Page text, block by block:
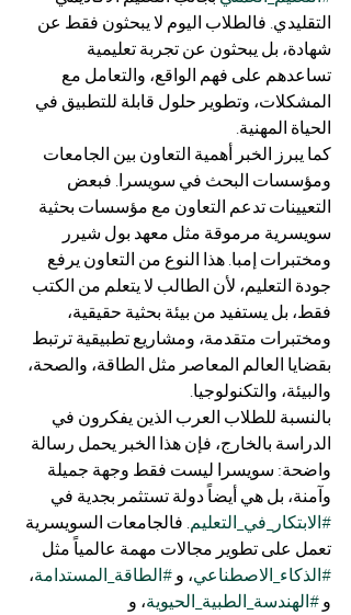
التقليدي. فالطلاب اليوم لا يبحثون فقط عن
شهادة، بل يبحثون عن تجربة تعليمية
تساعدهم على فهم الواقع، والتعامل مع
المشكلات، وتطوير حلول قابلة للتطبيق في
الحياة المهنية.
كما يبرز الخبر أهمية التعاون بين الجامعات
ومؤسسات البحث في سويسرا. فبعض
التعيينات تدعم التعاون مع مؤسسات بحثية
سويسرية مرموقة مثل معهد بول شيرر
ومختبرات إمبا. هذا النوع من التعاون يرفع
جودة التعليم، لأن الطالب لا يتعلم من الكتب
فقط، بل يستفيد من بيئة بحثية حقيقية،
ومختبرات متقدمة، ومشاريع تطبيقية ترتبط
بقضايا العالم المعاصر مثل الطاقة، والصحة،
والبيئة، والتكنولوجيا.
بالنسبة للطلاب العرب الذين يفكرون في
الدراسة بالخارج، فإن هذا الخبر يحمل رسالة
واضحة: سويسرا ليست فقط وجهة جميلة
وآمنة، بل هي أيضاً دولة تستثمر بجدية في
#الابتكار_في_التعليم. فالجامعات السويسرية
تعمل على تطوير مجالات مهمة عالمياً مثل
#الذكاء_الاصطناعي، و #الطاقة_المستدامة،
و #الهندسة_الطبية_الحيوية، و